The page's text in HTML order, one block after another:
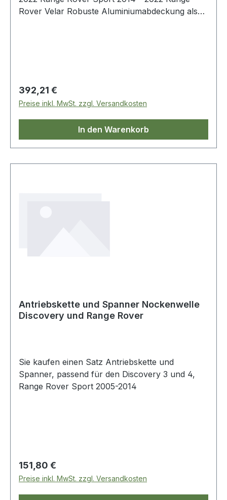
Rover Velar Robuste Aluminiumabdeckung als
Regulärer Preis:
392,21 €
Preise inkl. MwSt. zzgl. Versandkosten
In den Warenkorb
Antriebskette und Spanner Nockenwelle
Discovery und Range Rover
Sie kaufen einen Satz Antriebskette und
Spanner, passend für den Discovery 3 und 4,
Range Rover Sport 2005-2014
Regulärer Preis:
151,80 €
Preise inkl. MwSt. zzgl. Versandkosten